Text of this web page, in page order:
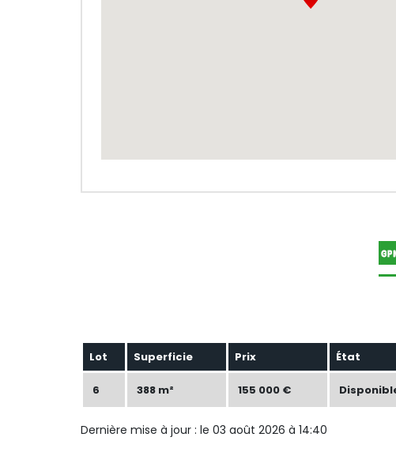
Lot Superficie Prix État
6 388 m² 155 000 €
Dernière mise à jour : le 03 août 2026 à 14:40